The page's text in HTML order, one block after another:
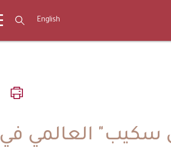
English
العالمي في